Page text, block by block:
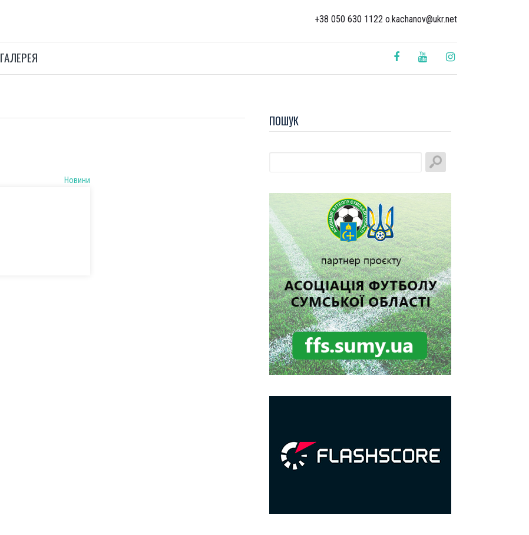
+38 050 630 1122 o.kachanov@ukr.net
ГАЛЕРЕЯ
ПОШУК
Новини